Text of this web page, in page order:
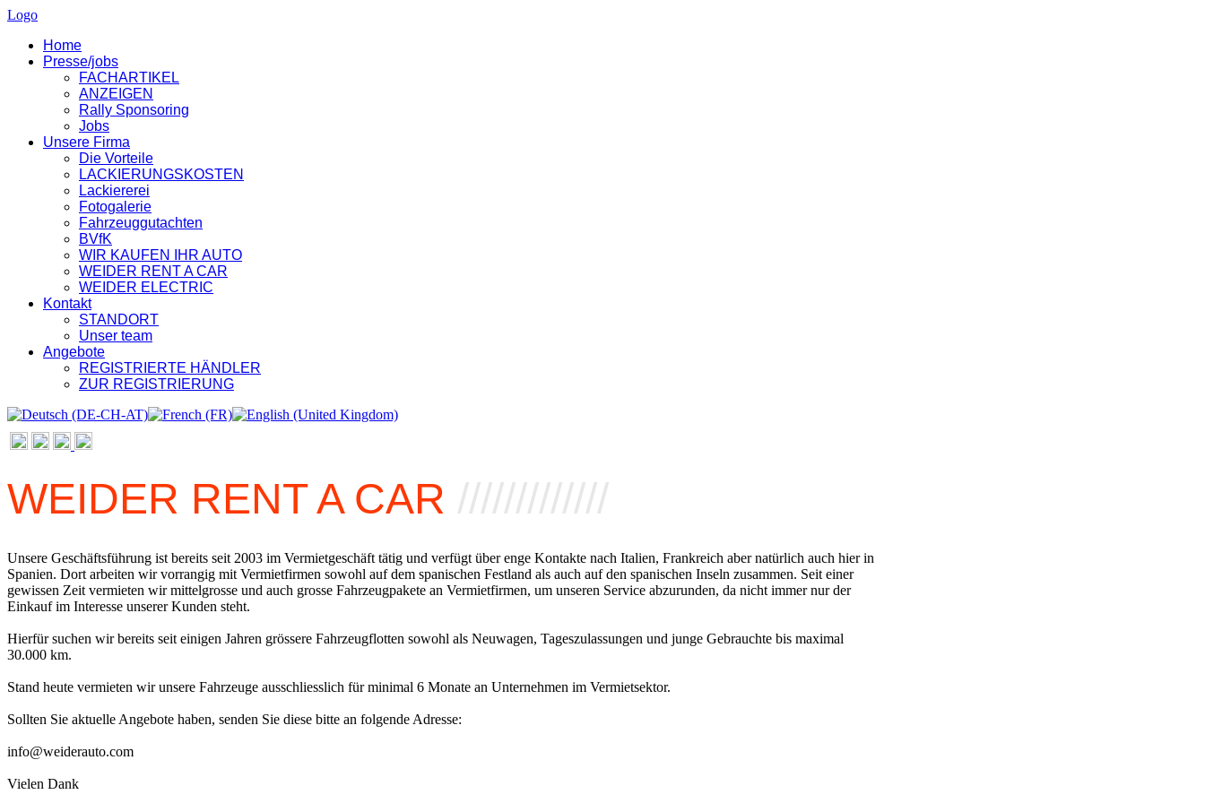
Logo
Home
Presse/jobs
FACHARTIKEL
ANZEIGEN
Rally Sponsoring
Jobs
Unsere Firma
Die Vorteile
LACKIERUNGSKOSTEN
Lackiererei
Fotogalerie
Fahrzeuggutachten
BVfK
WIR KAUFEN IHR AUTO
WEIDER RENT A CAR
WEIDER ELECTRIC
Kontakt
STANDORT
Unser team
Angebote
REGISTRIERTE HÄNDLER
ZUR REGISTRIERUNG
WEIDER RENT A CAR /////////////
Unsere Geschäftsführung ist bereits seit 2003 im Vermietgeschäft tätig und verfügt über enge Kontakte nach Italien, Frankreich aber natürlich auch hier in
Spanien. Dort arbeiten wir vorrangig mit Vermietfirmen sowohl auf dem spanischen Festland als auch auf den spanischen Inseln zusammen. Seit einer
gewissen Zeit vermieten wir mittelgrosse und auch grosse Fahrzeugpakete an Vermietfirmen, um unseren Service abzurunden, da nicht immer nur der
Einkauf im Interesse unserer Kunden steht.
Hierfür suchen wir bereits seit einigen Jahren grössere Fahrzeugflotten sowohl als Neuwagen, Tageszulassungen und junge Gebrauchte bis maximal
30.000 km.
Stand heute vermieten wir unsere Fahrzeuge ausschliesslich für minimal 6 Monate an Unternehmen im Vermietsektor.
Sollten Sie aktuelle Angebote haben, senden Sie diese bitte an folgende Adresse:
info@weiderauto.com
Vielen Dank